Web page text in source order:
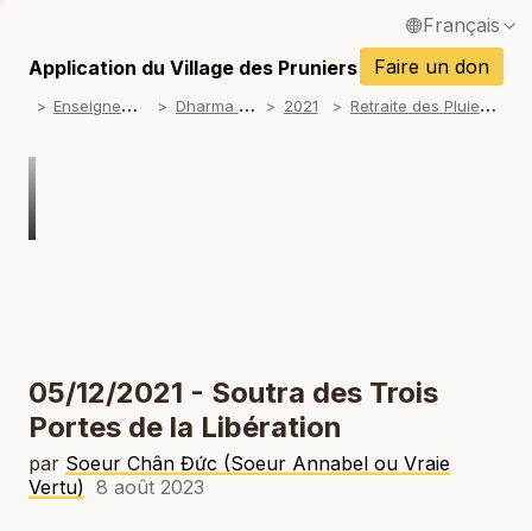
Français
English / Anglais
Español / Espagnol
Application du Village des Pruniers
Faire un don
E
nseignements D
harma talks 2021 R
etraite des Pluies 2021
05/12/2021 - Soutra des Trois
Portes de la Libération
par Soeur Chân Đức (Soeur Annabel ou Vraie
Vertu) 8 août 2023